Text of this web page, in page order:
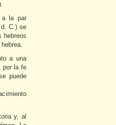
a la par
C.) se
hebreos
a una
por la fe
puede
y, al